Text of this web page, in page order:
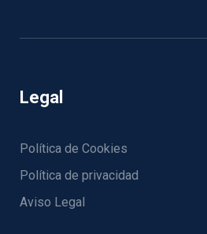
Legal
Política de Cookies
Política de privacidad
Aviso Legal